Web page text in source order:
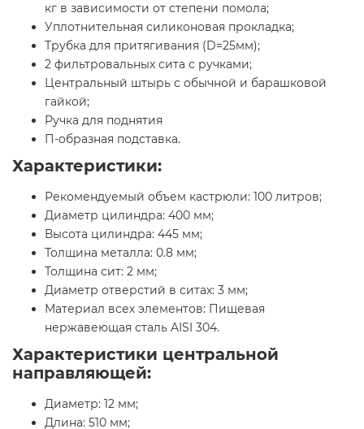
кг в зависимости от степени помола;
Уплотнительная силиконовая прокладка;
Трубка для притягивания (D=25мм);
2 фильтровальных сита с ручками;
Центральный штырь с обычной и барашковой
гайкой;
Ручка для поднятия
П-образная подставка.
Характеристики:
Рекомендуемый объем кастрюли: 100 литров;
Диаметр цилиндра: 400 мм;
Высота цилиндра: 445 мм;
Толщина металла: 0.8 мм;
Толщина сит: 2 мм;
Диаметр отверстий в ситах: 3 мм;
Материал всех элементов: Пищевая
нержавеющая сталь AISI 304.
Характеристики центральной
направляющей:
Диаметр: 12 мм;
Длина: 510 мм;